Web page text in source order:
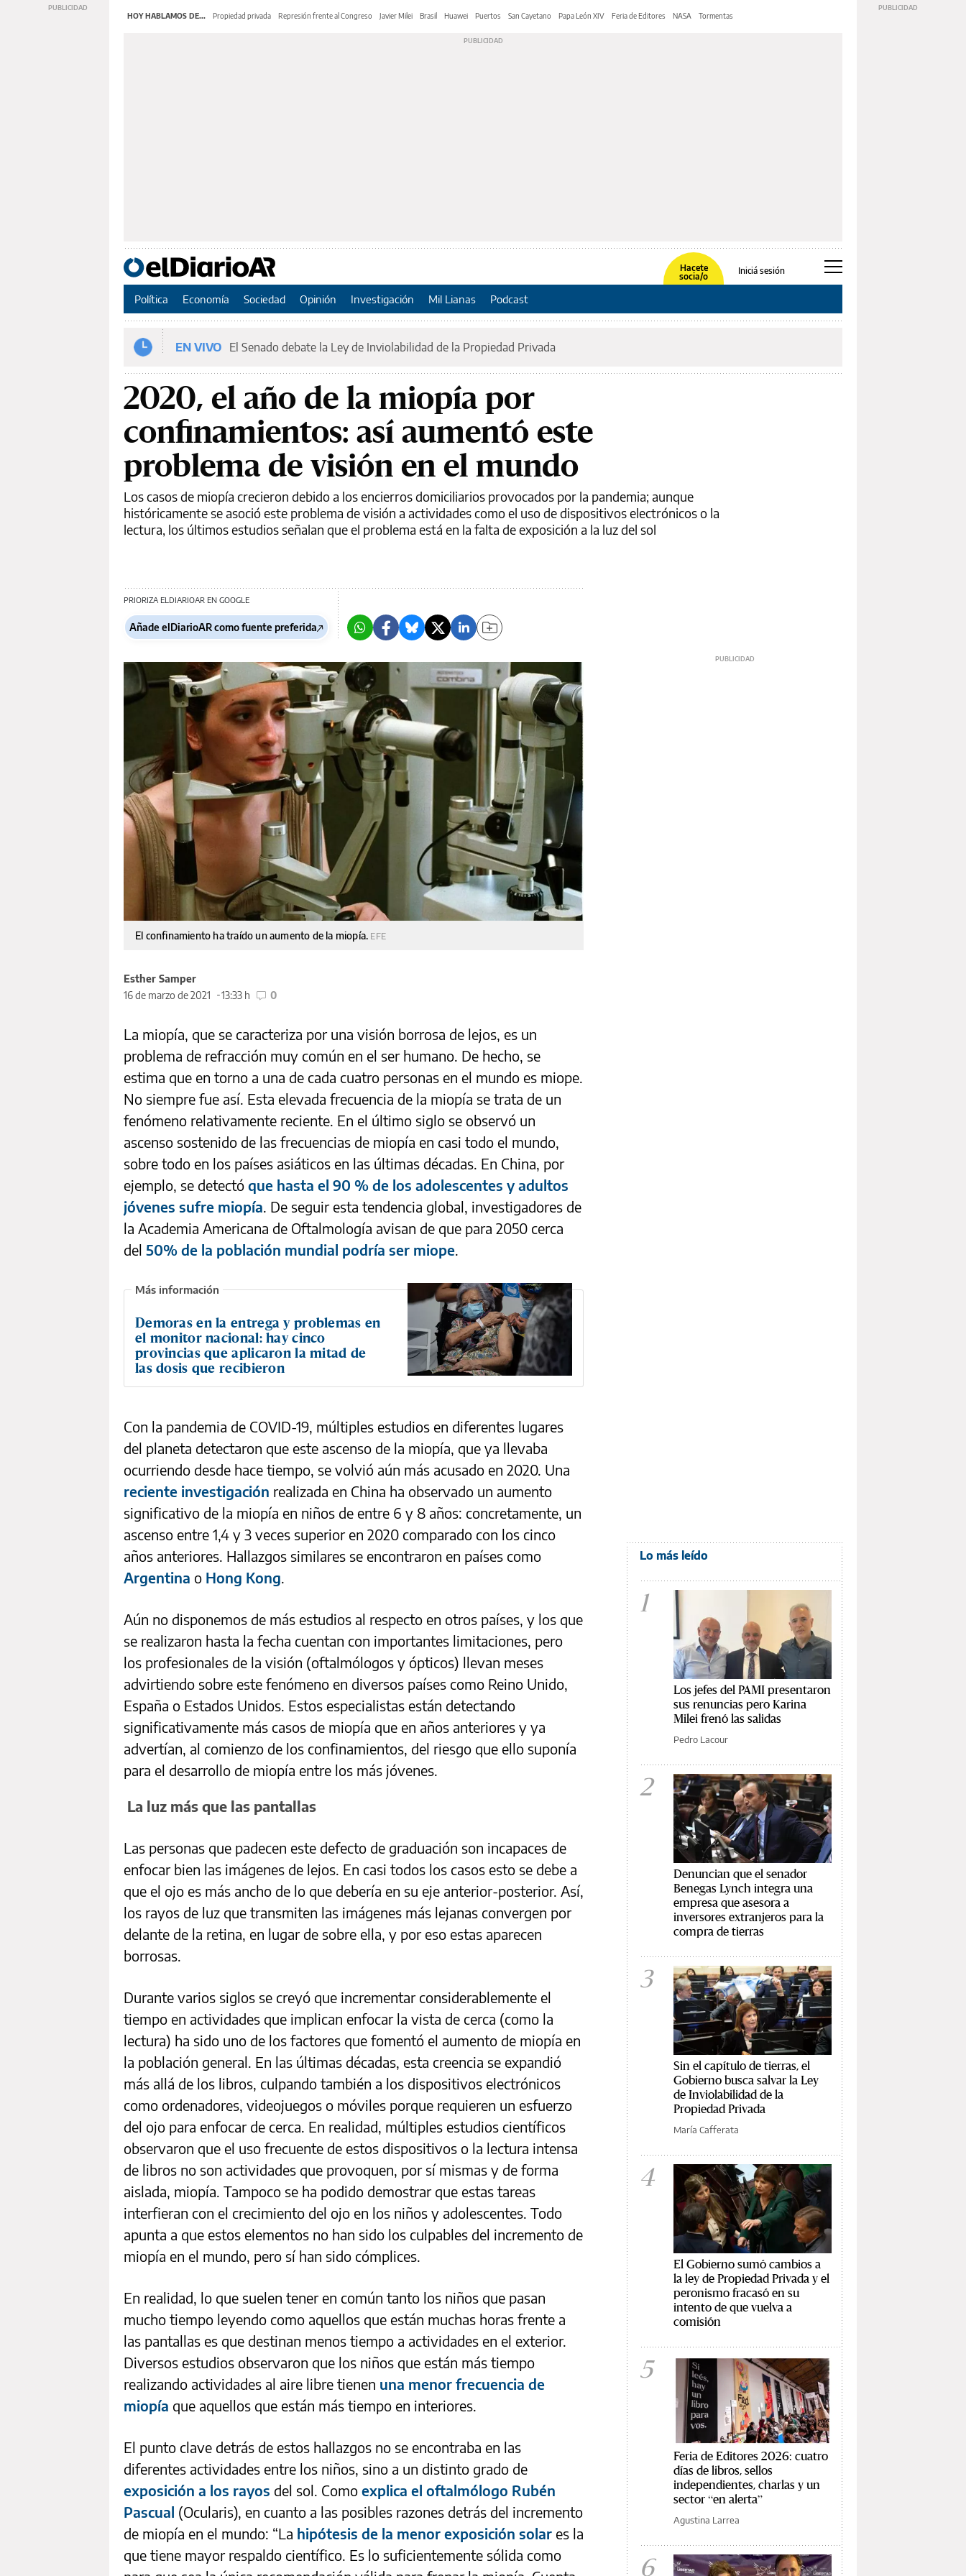
HOY HABLAMOS DE... Propiedad privada Represión frente al Congreso Javier Milei Brasil Huawei Puertos San Cayetano Papa León XIV Feria de Editores NASA Tormentas
Hacete
socia/o
Iniciá sesión
Política Economía Sociedad Opinión Investigación Mil Lianas Podcast
EN VIVO El Senado debate la Ley de Inviolabilidad de la Propiedad Privada
2020, el año de la miopía por
confinamientos: así aumentó este
problema de visión en el mundo
Los casos de miopía crecieron debido a los encierros domiciliarios provocados por la pandemia; aunque
históricamente se asoció este problema de visión a actividades como el uso de dispositivos electrónicos o la
lectura, los últimos estudios señalan que el problema está en la falta de exposición a la luz del sol
PRIORIZA ELDIARIOAR EN GOOGLE
Añade elDiarioAR como fuente preferida
El confinamiento ha traído un aumento de la miopía. EFE
Esther Samper
16 de marzo de 2021
13:33 h 0
La miopía, que se caracteriza por una visión borrosa de lejos, es un
problema de refracción muy común en el ser humano. De hecho, se
estima que en torno a una de cada cuatro personas en el mundo es miope.
No siempre fue así. Esta elevada frecuencia de la miopía se trata de un
fenómeno relativamente reciente. En el último siglo se observó un
ascenso sostenido de las frecuencias de miopía en casi todo el mundo,
sobre todo en los países asiáticos en las últimas décadas. En China, por
ejemplo, se detectó que hasta el 90 % de los adolescentes y adultos
jóvenes sufre miopía. De seguir esta tendencia global, investigadores de
la Academia Americana de Oftalmología avisan de que para 2050 cerca
del 50% de la población mundial podría ser miope.
Demoras en la entrega y problemas en
el monitor nacional: hay cinco
provincias que aplicaron la mitad de
las dosis que recibieron
Con la pandemia de COVID-19, múltiples estudios en diferentes lugares
del planeta detectaron que este ascenso de la miopía, que ya llevaba
ocurriendo desde hace tiempo, se volvió aún más acusado en 2020. Una
reciente investigación realizada en China ha observado un aumento
significativo de la miopía en niños de entre 6 y 8 años: concretamente, un
ascenso entre 1,4 y 3 veces superior en 2020 comparado con los cinco
años anteriores. Hallazgos similares se encontraron en países como
Argentina o Hong Kong.
Aún no disponemos de más estudios al respecto en otros países, y los que
se realizaron hasta la fecha cuentan con importantes limitaciones, pero
los profesionales de la visión (oftalmólogos y ópticos) llevan meses
advirtiendo sobre este fenómeno en diversos países como Reino Unido,
España o Estados Unidos. Estos especialistas están detectando
significativamente más casos de miopía que en años anteriores y ya
advertían, al comienzo de los confinamientos, del riesgo que ello suponía
para el desarrollo de miopía entre los más jóvenes.
La luz más que las pantallas
Las personas que padecen este defecto de graduación son incapaces de
enfocar bien las imágenes de lejos. En casi todos los casos esto se debe a
que el ojo es más ancho de lo que debería en su eje anterior-posterior. Así,
los rayos de luz que transmiten las imágenes más lejanas convergen por
delante de la retina, en lugar de sobre ella, y por eso estas aparecen
borrosas.
Durante varios siglos se creyó que incrementar considerablemente el
tiempo en actividades que implican enfocar la vista de cerca (como la
lectura) ha sido uno de los factores que fomentó el aumento de miopía en
la población general. En las últimas décadas, esta creencia se expandió
más allá de los libros, culpando también a los dispositivos electrónicos
como ordenadores, videojuegos o móviles porque requieren un esfuerzo
del ojo para enfocar de cerca. En realidad, múltiples estudios científicos
observaron que el uso frecuente de estos dispositivos o la lectura intensa
de libros no son actividades que provoquen, por sí mismas y de forma
aislada, miopía. Tampoco se ha podido demostrar que estas tareas
interfieran con el crecimiento del ojo en los niños y adolescentes. Todo
apunta a que estos elementos no han sido los culpables del incremento de
miopía en el mundo, pero sí han sido cómplices.
En realidad, lo que suelen tener en común tanto los niños que pasan
mucho tiempo leyendo como aquellos que están muchas horas frente a
las pantallas es que destinan menos tiempo a actividades en el exterior.
Diversos estudios observaron que los niños que están más tiempo
realizando actividades al aire libre tienen una menor frecuencia de
miopía que aquellos que están más tiempo en interiores.
El punto clave detrás de estos hallazgos no se encontraba en las
diferentes actividades entre los niños, sino a un distinto grado de
exposición a los rayos del sol. Como explica el oftalmólogo Rubén
Pascual (Ocularis), en cuanto a las posibles razones detrás del incremento
de miopía en el mundo: “La hipótesis de la menor exposición solar es la
que tiene mayor respaldo científico. Es lo suficientemente sólida como
Lo más leído
1
Los jefes del PAMI presentaron
sus renuncias pero Karina
Milei frenó las salidas
Pedro Lacour
2
Denuncian que el senador
Benegas Lynch integra una
empresa que asesora a
inversores extranjeros para la
compra de tierras
3
Sin el capítulo de tierras, el
Gobierno busca salvar la Ley
de Inviolabilidad de la
Propiedad Privada
María Cafferata
4
El Gobierno sumó cambios a
la ley de Propiedad Privada y el
peronismo fracasó en su
intento de que vuelva a
comisión
5
Feria de Editores 2026: cuatro
días de libros, sellos
independientes, charlas y un
sector “en alerta”
Agustina Larrea
6